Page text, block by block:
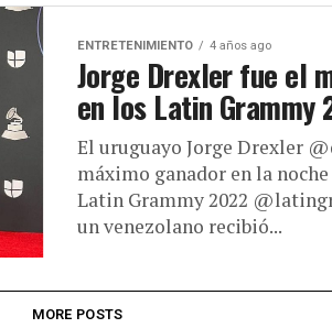
ENTRETENIMIENTO 4 años ago
Jorge Drexler fue el
en los Latin Grammy
El uruguayo Jorge Drexler
máximo ganador en la
Latin Grammy 2022
un venezolano recibió...
MORE POSTS